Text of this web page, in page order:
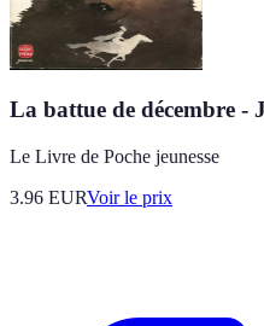
La battue de décembre -
Le Livre de Poche jeunesse
3.96 EURVoir le prix